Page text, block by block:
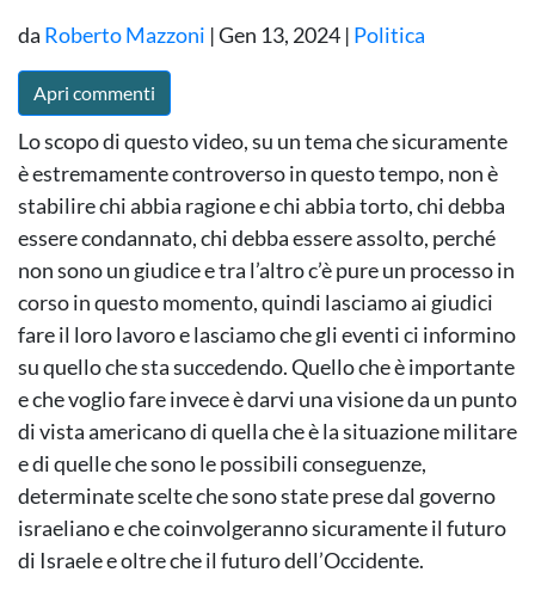
da Roberto Mazzoni |Gen 13, 2024 | Politica
Apri commenti
Lo scopo di questo video, su un tema che sicuramente
è estremamente controverso in questo tempo, non è
stabilire chi abbia ragione e chi abbia torto, chi debba
essere condannato, chi debba essere assolto, perché
non sono un giudice e tra l’altro c’è pure un processo in
corso in questo momento, quindi lasciamo ai giudici
fare il loro lavoro e lasciamo che gli eventi ci informino
su quello che sta succedendo. Quello che è importante
e che voglio fare invece è darvi una visione da un punto
di vista americano di quella che è la situazione militare
e di quelle che sono le possibili conseguenze,
determinate scelte che sono state prese dal governo
israeliano e che coinvolgeranno sicuramente il futuro
di Israele e oltre che il futuro dell’Occidente.